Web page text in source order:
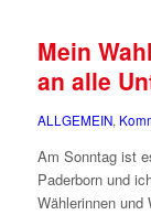
Mein
an alle
ALLGEMEIN,
Am Sonntag ist
Paderborn und
Wählerinnen und